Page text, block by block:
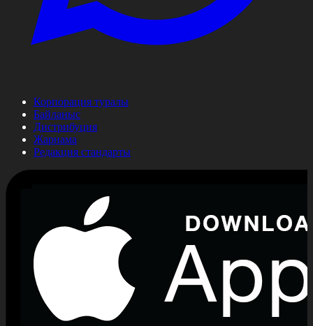
Корпорация туралы
Байланыс
Дистрибуция
Жарнама
Редакция стандарты